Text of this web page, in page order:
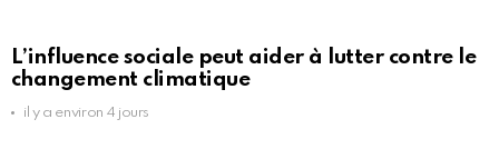
L’influence sociale peut aider à lutter contre le
changement climatique
il y a environ 4 jours